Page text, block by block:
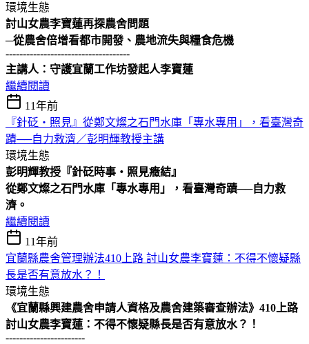
環境生態
討山女農李寶蓮再探農舍問題
─從農舍倍增看都市開發、農地流失與糧食危機
------------------------------------
主講人：守護宜蘭工作坊發起人李寶蓮
繼續閱讀
11年前
『針砭‧照見』從鄭文燦之石門水庫「專水專用」，看臺灣奇
蹟──自力救濟／彭明輝教授主講
環境生態
彭明輝教授『針砭時事 ‧ 照見癥結』
從鄭文燦之石門水庫「專水專用」，看臺灣奇蹟──自力救
濟。
繼續閱讀
11年前
宜蘭縣農舍管理辦法410上路 討山女農李寶蓮：不得不懷疑縣
長是否有意放水？！
環境生態
《宜蘭縣興建農舍申請人資格及農舍建築審查辦法》410上路
討山女農李寶蓮：不得不懷疑縣長是否有意放水？！
-----------------------